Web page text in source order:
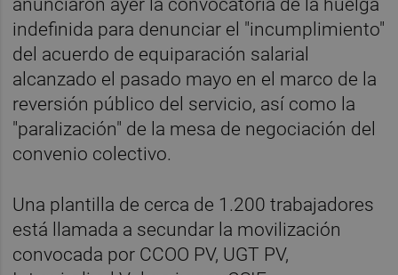
indefinida para denunciar el "incumplimiento"
del acuerdo de equiparación salarial
alcanzado el pasado mayo en el marco de la
reversión público del servicio, así como la
"paralización" de la mesa de negociación del
convenio colectivo.
Una plantilla de cerca de 1.200 trabajadores
está llamada a secundar la movilización
convocada por CCOO PV, UGT PV,